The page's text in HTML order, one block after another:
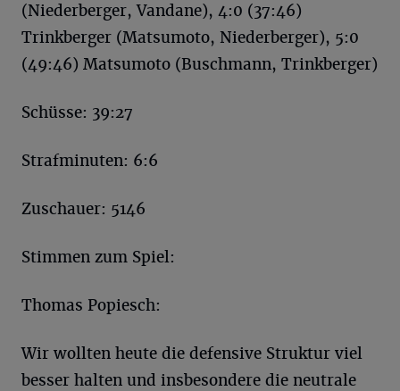
(Niederberger, Vandane), 4:0 (37:46)
Trinkberger (Matsumoto, Niederberger), 5:0
(49:46) Matsumoto (Buschmann, Trinkberger)
Schüsse: 39:27
Strafminuten: 6:6
Zuschauer: 5146
Stimmen zum Spiel:
Thomas Popiesch:
Wir wollten heute die defensive Struktur viel
besser halten und insbesondere die neutrale